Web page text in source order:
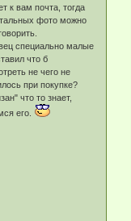
к вам почта, тогда
фото можно
специально малые
что б
не чего не
при покупке?
что то знает,
его.